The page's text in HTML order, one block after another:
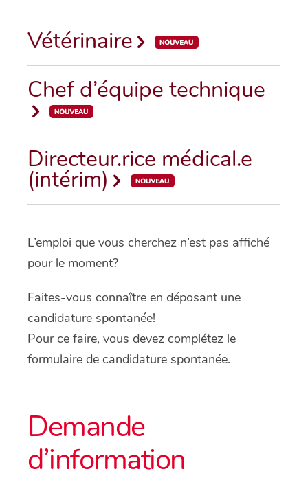
Vétérinaire
Chef d’équipe technique
Directeur.rice médical.e
(intérim)
L’emploi que vous cherchez n’est pas affiché
pour le moment?
Faites-vous connaître en déposant une
candidature spontanée!
Pour ce faire, vous devez complétez le
formulaire de candidature spontanée.
Demande
d’information